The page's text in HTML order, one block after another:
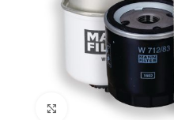
Povećajte sliku